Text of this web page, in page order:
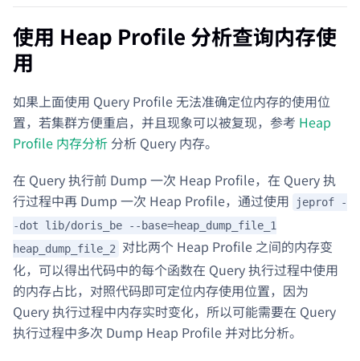
使用 Heap Profile 分析查询内存使
用
如果上面使用 Query Profile 无法准确定位内存的使用位
置，若集群方便重启，并且现象可以被复现，参考 Heap
Profile 内存分析 分析 Query 内存。
在 Query 执行前 Dump 一次 Heap Profile，在 Query 执
行过程中再 Dump 一次 Heap Profile，通过使用
jeprof -
-dot lib/doris_be --base=heap_dump_file_1
heap_dump_file_2
对比两个 Heap Profile 之间的内存变
化，可以得出代码中的每个函数在 Query 执行过程中使用
的内存占比，对照代码即可定位内存使用位置，因为
Query 执行过程中内存实时变化，所以可能需要在 Query
执行过程中多次 Dump Heap Profile 并对比分析。